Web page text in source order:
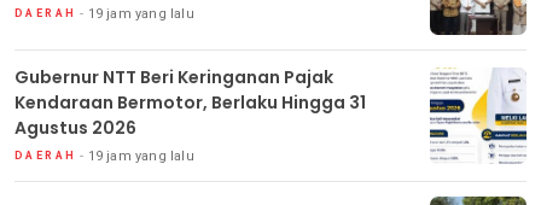
DAERAH 19 jam yang lalu
Gubernur NTT Beri Keringanan Pajak
Kendaraan Bermotor, Berlaku Hingga 31
Agustus 2026
DAERAH 19 jam yang lalu